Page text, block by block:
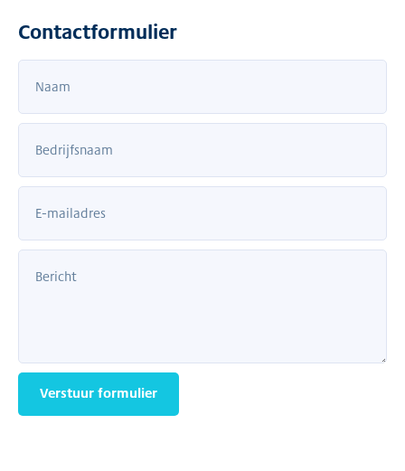
Contactformulier
Verstuur formulier